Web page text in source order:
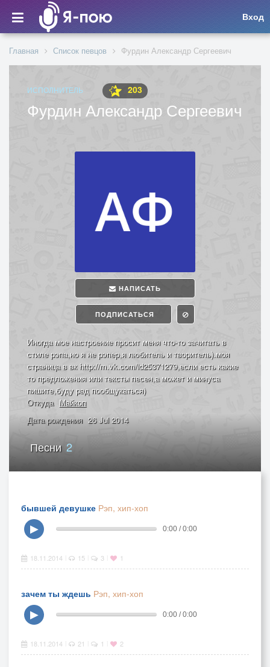
Вход
Главная Список певцов Фурдин Александр Сергеевич
ИСПОЛНИТЕЛЬ 203
Фурдин Александр Сергеевич
НАПИСАТЬ
ПОДПИСАТЬСЯ
Иногда мое настроение просит меня что-то зачитать в
стиле рэпа,но я не рэпер,я любитель и творитель).моя
страница в вк http://m.vk.com/id25371279,если есть какие
то предложения или тексты песен,а может и минуса
пишите,буду рад пообщукаться)
Откуда Майкоп
Дата рождения 26 Jul 2014
Песни2
бывшей девушке Рэп, хип-хоп
▶
0:00 / 0:00
18.11.2014 15 3 1
зачем ты ждешь Рэп, хип-хоп
▶
0:00 / 0:00
18.11.2014 21 1 2